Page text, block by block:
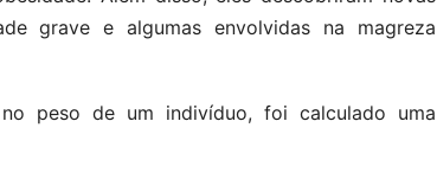
grave e algumas envolvidas na magreza
peso de um indivíduo, foi calculado uma